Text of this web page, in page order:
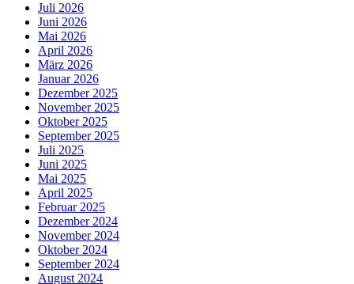
Juli 2026
Juni 2026
Mai 2026
April 2026
März 2026
Januar 2026
Dezember 2025
November 2025
Oktober 2025
September 2025
Juli 2025
Juni 2025
Mai 2025
April 2025
Februar 2025
Dezember 2024
November 2024
Oktober 2024
September 2024
August 2024